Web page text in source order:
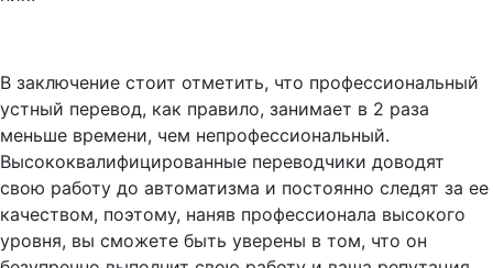
В заключение стоит отметить, что профессиональный
устный перевод, как правило, занимает в 2 раза
меньше времени, чем непрофессиональный.
Высококвалифицированные переводчики доводят
свою работу до автоматизма и постоянно следят за ее
качеством, поэтому, наняв профессионала высокого
уровня, вы сможете быть уверены в том, что он